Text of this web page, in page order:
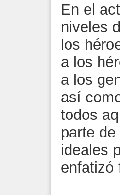
En el
niveles
los
a los
a los
así
todos
parte
ideales
enfatizó